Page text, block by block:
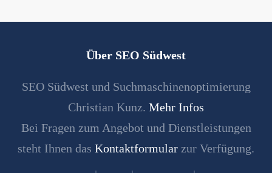
Über SEO Südwest
SEO Südwest und Suchmaschinenoptimierung
Christian Kunz. Mehr Infos
Bei Fragen zum Angebot und Dienstleistungen
steht Ihnen das Kontaktformular zur Verfügung.